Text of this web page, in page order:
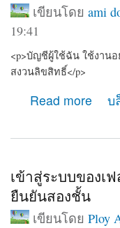
เขียนโดย ami
19:41
<p>บัญชีผู้ใช้ฉัน ใช้งาน
สงวนลิขสิทธิ์</p>
Read more
about บัญชีผู้ใช้ฉันบ
เข้าสู่ระบบของเ
ยืนยันสองชั้น
เขียนโดย Ploy